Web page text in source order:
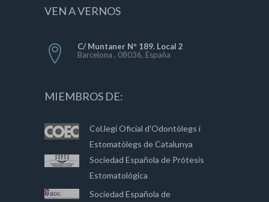
VEN A VERNOS
C/ Muntaner Nº 189. Local 2
Barcelona , 08036, España
MIEMBROS DE:
Col.legi Oficial d'Odontòlegs i
Estomatòlegs de Catalunya
Sociedad Española de Prótesis
Estomatológica
Sociedad Española de